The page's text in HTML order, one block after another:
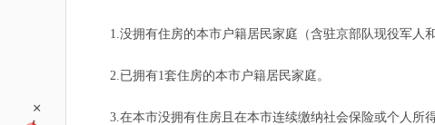
1.没拥有住房的本市户籍居民家庭（含驻京部队现役军人和
2.已拥有1套住房的本市户籍居民家庭。
3.在本市没拥有住房且在本市连续缴纳社会保险或个人所得
+